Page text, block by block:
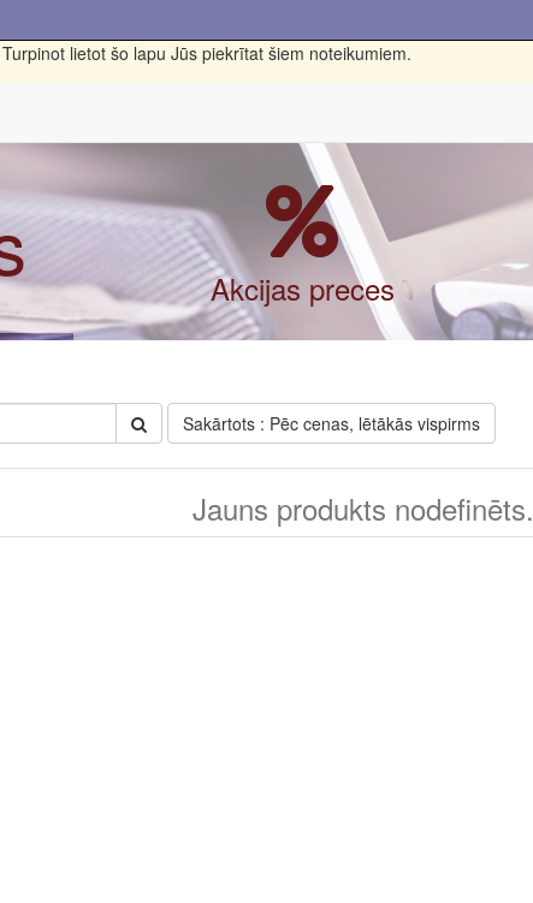
lietot šo lapu Jūs piekrītat šiem noteikumiem.
Akcijas preces
Sakārtots : Pēc cenas, lētākās vispirms
Jauns produkts nodefinēts.